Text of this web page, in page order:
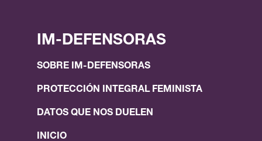
IM-DEFENSORAS
SOBRE IM-DEFENSORAS
PROTECCIÓN INTEGRAL FEMINISTA
DATOS QUE NOS DUELEN
INICIO